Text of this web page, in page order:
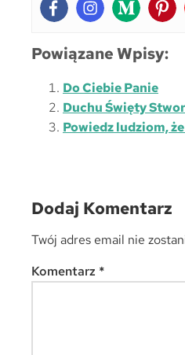
Powiązane Wpisy:
Do Ciebie Panie
Duchu Święty
Powiedz ludziom,
Dodaj Komentarz
Twój adres email nie
Komentarz *